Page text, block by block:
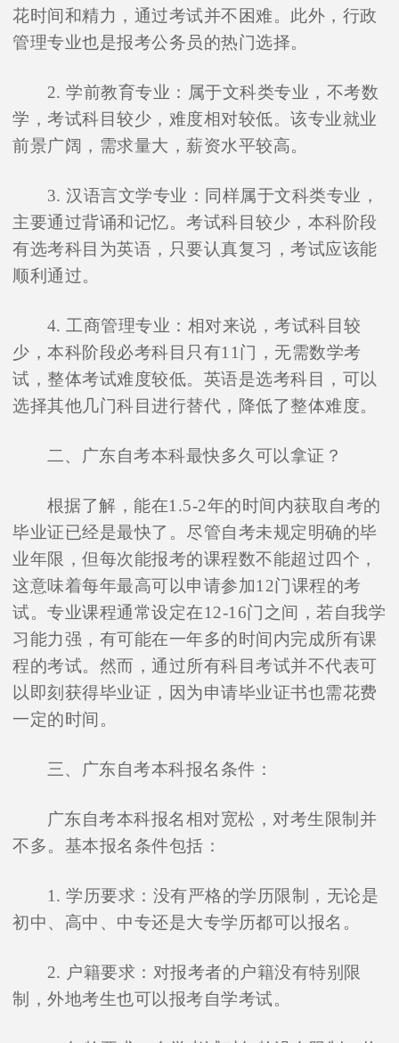
花时间和精力，通过考试并不困难。此外，行政
管理专业也是报考公务员的热门选择。
2. 学前教育专业：属于文科类专业，不考数
学，考试科目较少，难度相对较低。该专业就业
前景广阔，需求量大，薪资水平较高。
3. 汉语言文学专业：同样属于文科类专业，
主要通过背诵和记忆。考试科目较少，本科阶段
有选考科目为英语，只要认真复习，考试应该能
顺利通过。
4. 工商管理专业：相对来说，考试科目较
少，本科阶段必考科目只有11门，无需数学考
试，整体考试难度较低。英语是选考科目，可以
选择其他几门科目进行替代，降低了整体难度。
二、广东自考本科最快多久可以拿证？
根据了解，能在1.5-2年的时间内获取自考的
毕业证已经是最快了。尽管自考未规定明确的毕
业年限，但每次能报考的课程数不能超过四个，
这意味着每年最高可以申请参加12门课程的考
试。专业课程通常设定在12-16门之间，若自我学
习能力强，有可能在一年多的时间内完成所有课
程的考试。然而，通过所有科目考试并不代表可
以即刻获得毕业证，因为申请毕业证书也需花费
一定的时间。
三、广东自考本科报名条件：
广东自考本科报名相对宽松，对考生限制并
不多。基本报名条件包括：
1. 学历要求：没有严格的学历限制，无论是
初中、高中、中专还是大专学历都可以报名。
2. 户籍要求：对报考者的户籍没有特别限
制，外地考生也可以报考自学考试。